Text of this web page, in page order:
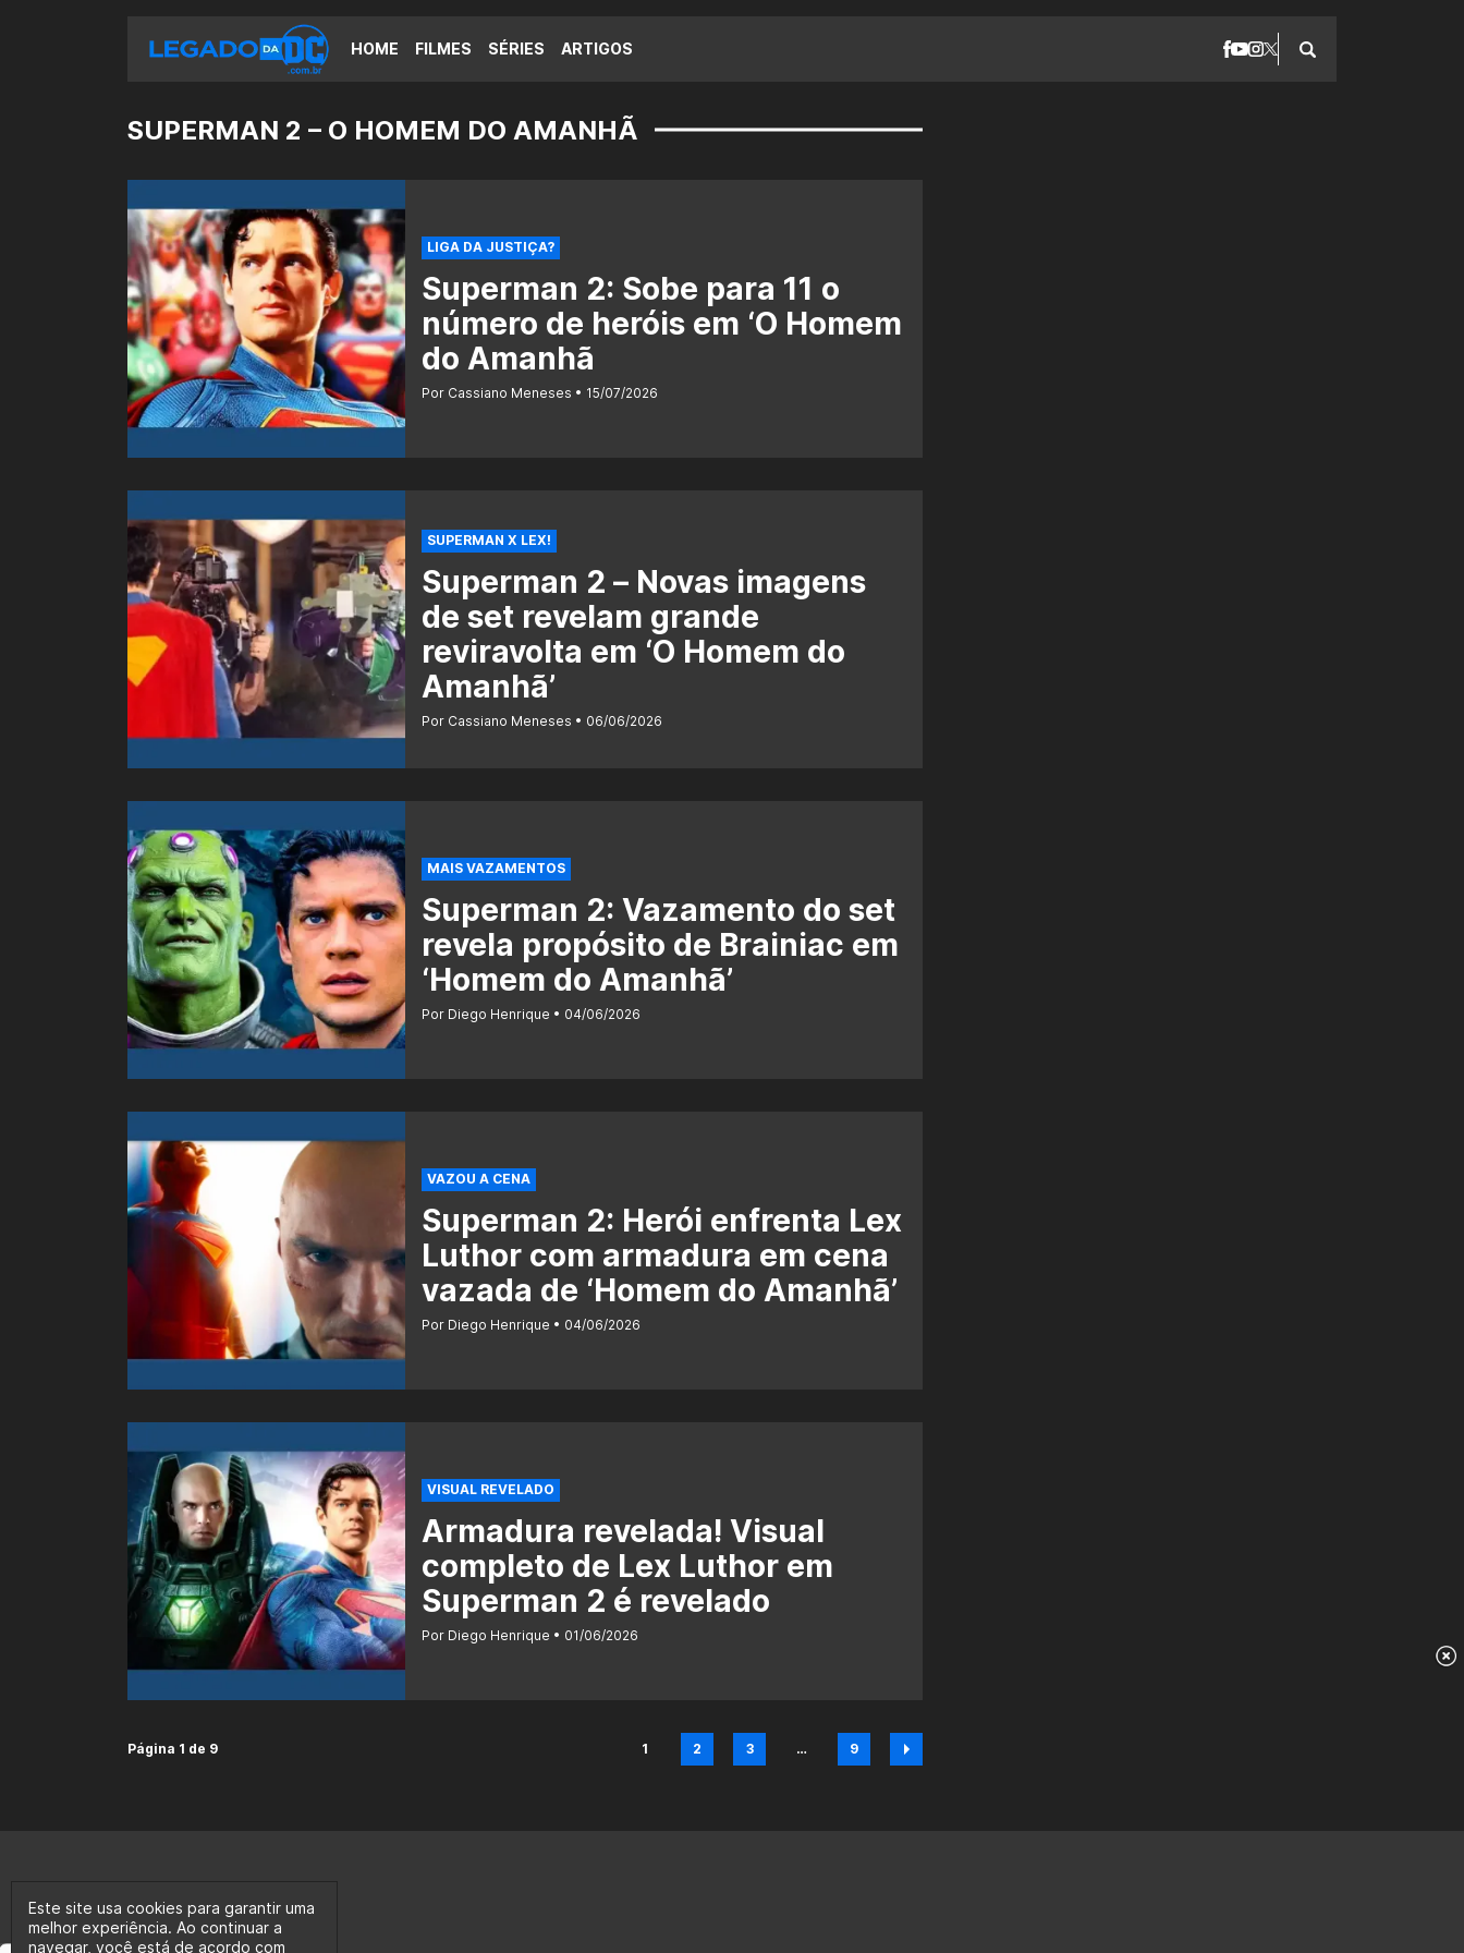
HOME FILMES SÉRIES ARTIGOS
SUPERMAN 2 – O HOMEM DO AMANHÃ
LIGA DA JUSTIÇA?
Superman 2: Sobe para 11 o
número de heróis em ‘O Homem
do Amanhã
Por Cassiano Meneses 15/07/2026
SUPERMAN X LEX!
Superman 2 – Novas imagens
de set revelam grande
reviravolta em ‘O Homem do
Amanhã’
Por Cassiano Meneses 06/06/2026
MAIS VAZAMENTOS
Superman 2: Vazamento do set
revela propósito de Brainiac em
‘Homem do Amanhã’
Por Diego Henrique 04/06/2026
VAZOU A CENA
Superman 2: Herói enfrenta Lex
Luthor com armadura em cena
vazada de ‘Homem do Amanhã’
Por Diego Henrique 04/06/2026
VISUAL REVELADO
Armadura revelada! Visual
completo de Lex Luthor em
Superman 2 é revelado
Por Diego Henrique 01/06/2026
Página 1 de 9
Página
1
Página
2
Página
3
…
Página
9
Este site usa cookies para garantir uma
melhor experiência. Ao continuar a
navegar, você está de acordo com